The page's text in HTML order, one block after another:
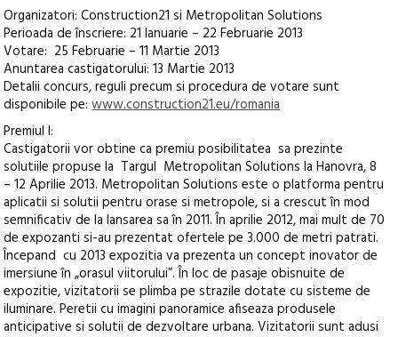
Organizatori: Construction21 si Metropolitan Solutions
Perioada de înscriere: 21 Ianuarie – 22 Februarie 2013
Votare: 25 Februarie – 11 Martie 2013
Anuntarea castigatorului: 13 Martie 2013
Detalii concurs, reguli precum si procedura de votare sunt
disponibile pe:www.construction21.eu/romania
Premiul I:
Castigatorii vor obtine ca premiu posibilitatea sa prezinte
solutiile propuse la Targul Metropolitan Solutions la Hanovra, 8
– 12 Aprilie 2013. Metropolitan Solutions este o platforma pentru
aplicatii si solutii pentru orase si metropole, si a crescut în mod
semnificativ de la lansarea sa în 2011. În aprilie 2012, mai mult de 70
de expozanti si-au prezentat ofertele pe 3.000 de metri patrati.
Începand cu 2013 expozitia va prezenta un concept inovator de
imersiune în „orasul viitorului”. În loc de pasaje obisnuite de
expozitie, vizitatorii se plimba pe strazile dotate cu sisteme de
iluminare. Peretii cu imagini panoramice afiseaza produsele
anticipative si solutii de dezvoltare urbana. Vizitatorii sunt adusi